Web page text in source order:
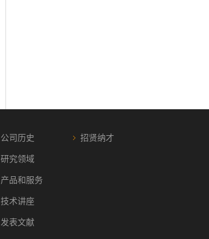
公司历史
研究领域
产品和服务
技术讲座
发表文献
招贤纳才